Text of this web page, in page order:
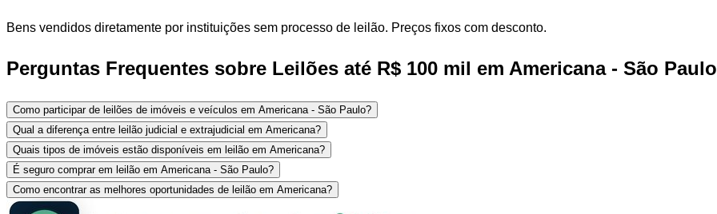
Bens vendidos diretamente por instituições sem processo de leilão. Preços fixos com desconto.
Perguntas Frequentes sobre Leilões até R$ 100 mil em Americana - São Paulo
Como participar de leilões de imóveis e veículos em Americana - São Paulo?
Qual a diferença entre leilão judicial e extrajudicial em Americana?
Quais tipos de imóveis estão disponíveis em leilão em Americana?
É seguro comprar em leilão em Americana - São Paulo?
Como encontrar as melhores oportunidades de leilão em Americana?